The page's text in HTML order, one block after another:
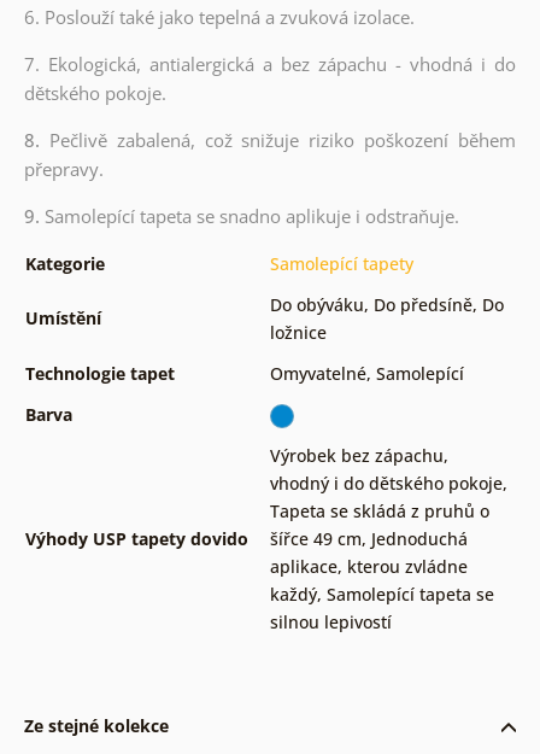
6. Poslouží také jako tepelná a zvuková izolace.
7. Ekologická, antialergická a bez zápachu - vhodná i do
dětského pokoje.
8. Pečlivě zabalená, což snižuje riziko poškození během
přepravy.
9. Samolepící tapeta se snadno aplikuje i odstraňuje.
Kategorie Samolepící tapety
Umístění
Do obýváku, Do předsíně, Do
ložnice
Technologie tapet
Omyvatelné, Samolepící
Barva
Výhody USP tapety dovido
Výrobek bez zápachu,
vhodný i do dětského pokoje,
Tapeta se skládá z pruhů o
šířce 49 cm, Jednoduchá
aplikace, kterou zvládne
každý, Samolepící tapeta se
silnou lepivostí
Ze stejné kolekce